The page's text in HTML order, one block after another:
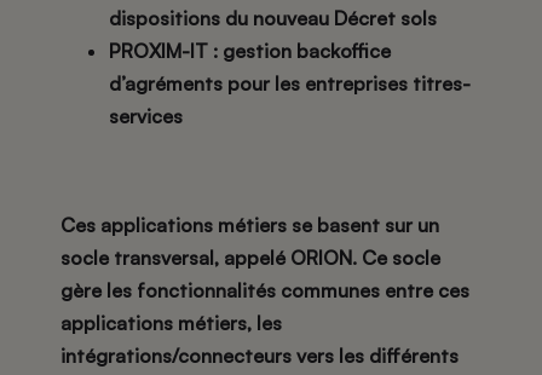
dispositions du nouveau Décret sols
PROXIM-IT : gestion backoffice
d’agréments pour les entreprises titres-
services
Ces applications métiers se basent sur un
socle transversal, appelé ORION. Ce socle
gère les fonctionnalités communes entre ces
applications métiers, les
intégrations/connecteurs vers les différents